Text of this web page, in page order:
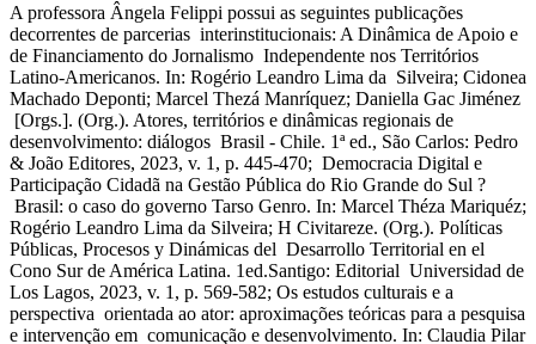
A professora Ângela Felippi possui as seguintes publicações
decorrentes de parcerias interinstitucionais: A Dinâmica de Apoio e
de Financiamento do Jornalismo Independente nos Territórios
Latino-Americanos. In: Rogério Leandro Lima da Silveira; Cidonea
Machado Deponti; Marcel Thezá Manríquez; Daniella Gac Jiménez
[Orgs.]. (Org.). Atores, territórios e dinâmicas regionais de
desenvolvimento: diálogos Brasil - Chile. 1ª ed., São Carlos: Pedro
& João Editores, 2023, v. 1, p. 445-470; Democracia Digital e
Participação Cidadã na Gestão Pública do Rio Grande do Sul ?
Brasil: o caso do governo Tarso Genro. In: Marcel Théza Mariquéz;
Rogério Leandro Lima da Silveira; H Civitareze. (Org.). Políticas
Públicas, Procesos y Dinámicas del Desarrollo Territorial en el
Cono Sur de América Latina. 1ed.Santigo: Editorial Universidad de
Los Lagos, 2023, v. 1, p. 569-582; Os estudos culturais e a
perspectiva orientada ao ator: aproximações teóricas para a pesquisa
e intervenção em comunicação e desenvolvimento. In: Claudia Pilar